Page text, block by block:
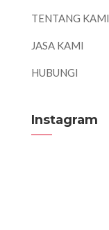
TENTANG KAMI
JASA KAMI
HUBUNGI
Instagram